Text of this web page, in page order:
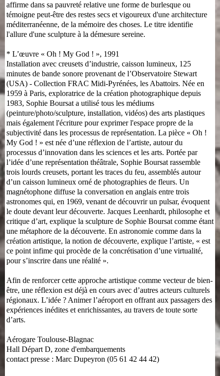
affirme dans sa pauvreté relative une forme de burlesque ou
témoigne peut-être des restes secs et vigoureux d'une architecture
méditerranéenne, de la mémoire des choses. Le titre identifie
l'allure d'une sculpture à la démesure sereine.
* L’œuvre « Oh ! My God ! », 1991
Installation avec creusets d’industrie, caisson lumineux, 125
minutes de bande sonore provenant de l’Observatoire Stewart
(USA) - Collection FRAC Midi-Pyrénées, les Abattoirs. Née en
1959 à Paris, exploratrice de la création photographique depuis
1983, Sophie Boursat a utilisé tous les médiums
(peinture/photo/sculpture, installation, vidéos) des arts plastiques
mais également l'écriture pour exprimer l'espace propre de la
subjectivité dans les processus de représentation. La pièce « Oh !
My God ! » est née d’une réflexion de l’artiste, autour du
processus d’innovation dans les sciences et les arts. Portée par
l’idée d’une représentation théâtrale, Sophie Boursat rassemble
trois lourds creusets, portant les traces du feu, assemblés autour
d’un caisson lumineux orné de photographies de fleurs. Un
magnétophone diffuse la conversation en anglais entre trois
astronomes qui, en 1969, venant de découvrir un pulsar, évoquent
le doute devant leur découverte. Jacques Leenhardt, philosophe et
critique d’art, explique la sculpture de Sophie Boursat comme étant
une métaphore de la découverte. En astronomie comme dans la
création artistique, la notion de découverte, explique l’artiste, « est
ce point infime qui procède de la concrétisation d’une virtualité,
pour s’inscrire dans une réalité ».
Afin de renforcer cette approche artistique comme vecteur de bien-
être, une réflexion est déjà en cours avec d’autres acteurs culturels
régionaux. L’idée ? Animer l’aéroport en offrant aux passagers des
expériences inédites et enrichissantes, au travers de toute sorte
d’arts.
Aérogare Toulouse-Blagnac
Hall Départ D, zone d'embarquements
contact presse : Marc Dupeyron (05 61 42 44 42)